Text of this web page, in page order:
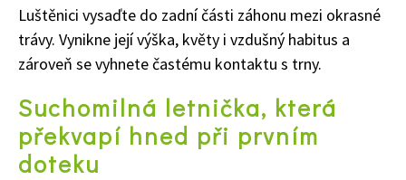
Luštěnici vysaďte do zadní části záhonu mezi okrasné
trávy. Vynikne její výška, květy i vzdušný habitus a
zároveň se vyhnete častému kontaktu s trny.
Suchomilná letnička, která
překvapí hned při prvním
doteku